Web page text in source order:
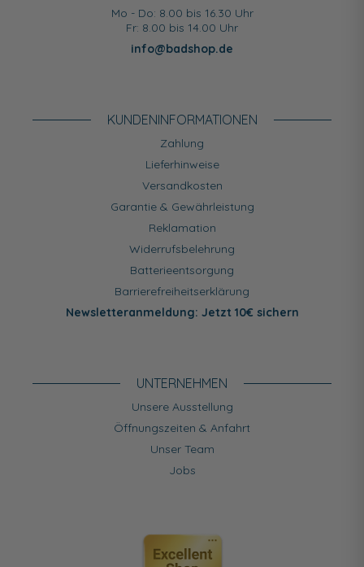
Mo - Do: 8.00 bis 16.30 Uhr
Fr: 8.00 bis 14.00 Uhr
info@badshop.de
KUNDEN­INFORMATIONEN
Zahlung
Lieferhinweise
Versandkosten
Garantie & Gewährleistung
Reklamation
Widerrufsbelehrung
Batterieentsorgung
Barrierefreiheitserklärung
Newsletteranmeldung: Jetzt 10€ sichern
UNTERNEHMEN
Unsere Ausstellung
Öffnungszeiten & Anfahrt
Unser Team
Jobs